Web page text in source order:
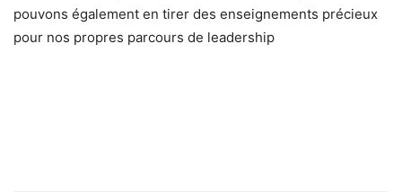
pouvons également en tirer des enseignements précieux
pour nos propres parcours de leadership